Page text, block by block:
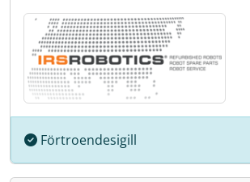
Förtroendesigill